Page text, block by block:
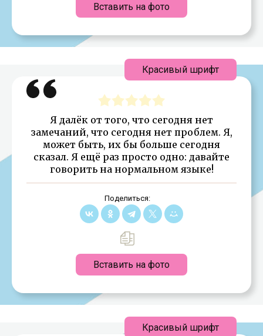
Вставить на фото
Я далёк от того, что сегодня нет
замечаний, что сегодня нет проблем. Я,
может быть, их бы больше сегодня
сказал. Я ещё раз просто одно: давайте
говорить на нормальном языке!
Поделиться:
Вставить на фото
Красивый шрифт
Красивый шрифт